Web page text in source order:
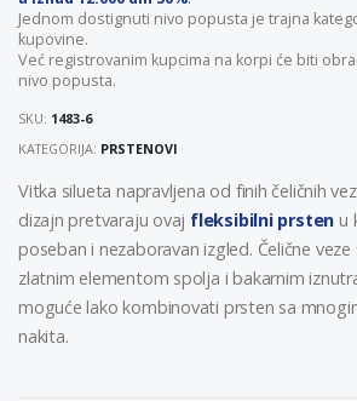
Jednom dostignuti nivo popusta je trajna
kupovine.
Već registrovanim kupcima na korpi će biti
nivo popusta.
SKU: 1483-6
KATEGORIJA: PRSTENOVI
Vitka silueta napravljena od finih čeličnih
dizajn pretvaraju ovaj fleksibilni prsten u
poseban i nezaboravan izgled. Čelične
zlatnim elementom spolja i bakarnim
moguće lako kombinovati prsten sa
nakita.